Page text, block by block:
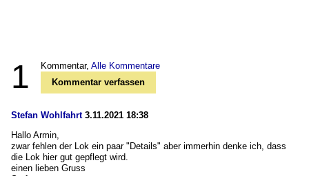
1 Kommentar, Alle Kommentare
Kommentar verfassen
Stefan Wohlfahrt3.11.2021 18:38
Hallo Armin,
zwar fehlen der Lok ein paar "Details" aber immerhin denke ich, dass
die Lok hier gut gepflegt wird.
einen lieben Gruss